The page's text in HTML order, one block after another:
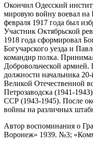
Окончил Одесский
мировую войну воевал
февраля 1917 года был
Участник Октябрьской
1918 года сформировал
Богучарского уезда и
командир полка.
Добровольческой
должности начальника
Великой Отечественной
Петрозаводска (1941-
ССР (1943-1945). После
войны на различных
Автор воспоминания о
Воронеж» 1939. №3;